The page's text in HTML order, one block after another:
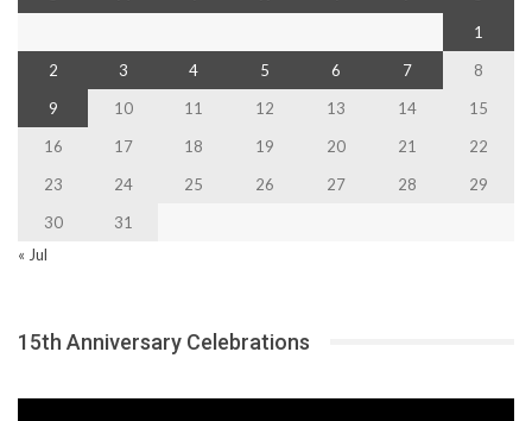
1
2
3 4 5 6 7
8
9
10 11 12 13 14
15
16
17 18 19 20 21
22
23
24 25 26 27 28
29
30
31
« Jul
15th Anniversary Celebrations